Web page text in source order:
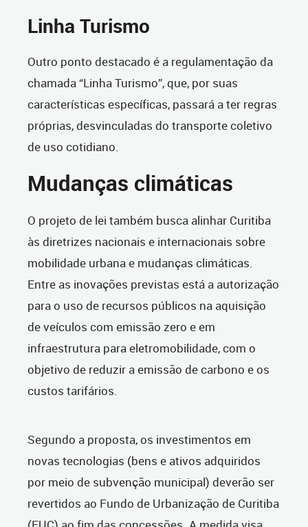
Linha Turismo
Outro ponto destacado é a regulamentação da
chamada “Linha Turismo”, que, por suas
características específicas, passará a ter regras
próprias, desvinculadas do transporte coletivo
de uso cotidiano.
Mudanças climáticas
O projeto de lei também busca alinhar Curitiba
às diretrizes nacionais e internacionais sobre
mobilidade urbana e mudanças climáticas.
Entre as inovações previstas está a autorização
para o uso de recursos públicos na aquisição
de veículos com emissão zero e em
infraestrutura para eletromobilidade, com o
objetivo de reduzir a emissão de carbono e os
custos tarifários.
Segundo a proposta, os investimentos em
novas tecnologias (bens e ativos adquiridos
por meio de subvenção municipal) deverão ser
revertidos ao Fundo de Urbanização de Curitiba